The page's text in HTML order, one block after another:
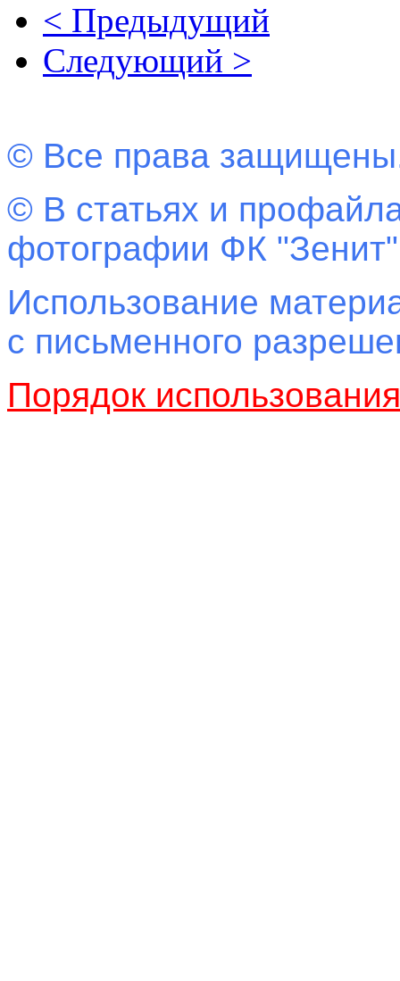
< Предыдущий
Следующий >
© Все права
© В статьях и
фотографии ФК
Использование
с письменного
Порядок